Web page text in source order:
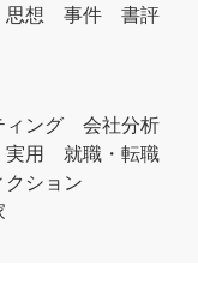
思想 事件
書評
ィング
会社分析
実用
就職・転職
クション